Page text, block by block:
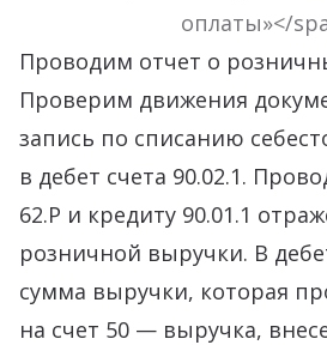
оплаты»</
Проводим отчет о
Проверим движения
запись по списанию
в дебет счета 90.02.1.
62.Р и кредиту 90.01.1
розничной выручки. В
сумма выручки, которая
на счет 50 — выручка,